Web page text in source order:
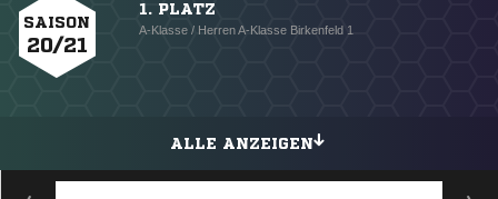
SAISON
20/21
1. PLATZ
A-Klasse / Herren A-Klasse Birkenfeld 1
ALLE ANZEIGEN